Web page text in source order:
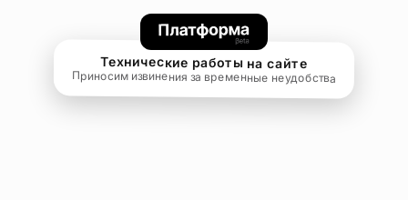
Технические работы на сайте
Приносим извинения за временные неудобства